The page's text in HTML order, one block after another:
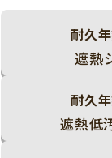
耐久
遮熱
耐久
遮熱低